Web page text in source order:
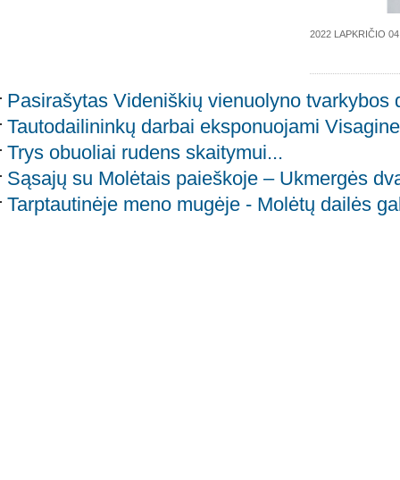
2022 LAPKRIČIO 04
Pasirašytas Videniškių vienuolyno tvarkybos
Tautodailininkų darbai eksponuojami Visagine
Trys obuoliai rudens skaitymui...
Sąsajų su Molėtais paieškoje – Ukmergės
Tarptautinėje meno mugėje - Molėtų dailės